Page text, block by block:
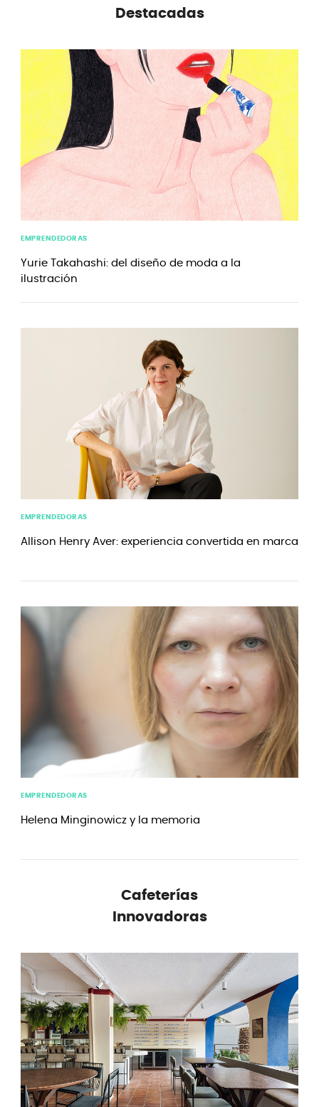
Destacadas
EMPRENDEDORAS
Yurie Takahashi: del diseño de moda a la
ilustración
EMPRENDEDORAS
Allison Henry Aver: experiencia convertida en marca
EMPRENDEDORAS
Helena Minginowicz y la memoria
Cafeterías
Innovadoras